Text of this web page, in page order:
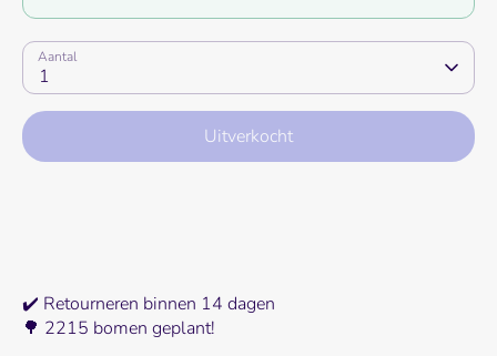
Aantal
1
Uitverkocht
✔️ Retourneren binnen 14 dagen
🌳 2215 bomen geplant!